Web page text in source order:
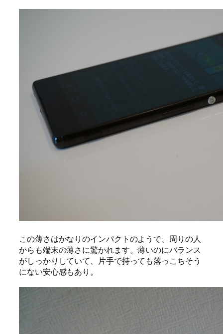
この薄さはかなりのインパクトのようで、周りの人
からも端末の薄さに驚かれます。薄いのにバランス
がしっかりしていて、片手で持っても落っこちそう
にない安心感もあり。